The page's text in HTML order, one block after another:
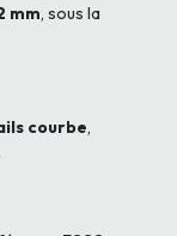
mm, sous la
courbe,